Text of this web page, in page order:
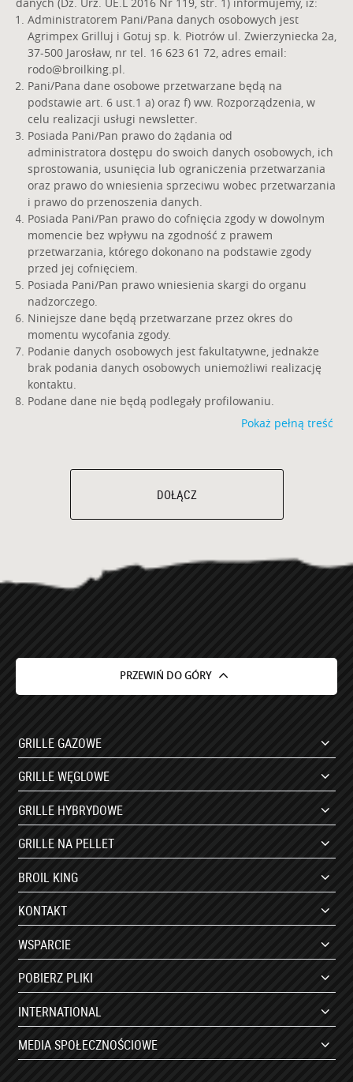
Administratorem Pani/Pana danych osobowych jest
Agrimpex Grilluj i Gotuj sp. k. Piotrów ul. Zwierzyniecka 2a,
37-500 Jarosław, nr tel. 16 623 61 72, adres email:
rodo@broilking.pl.
Pani/Pana dane osobowe przetwarzane będą na
podstawie art. 6 ust.1 a) oraz f) ww. Rozporządzenia, w
celu realizacji usługi newsletter.
Posiada Pani/Pan prawo do żądania od
administratora dostępu do swoich danych osobowych, ich
sprostowania, usunięcia lub ograniczenia przetwarzania
oraz prawo do wniesienia sprzeciwu wobec przetwarzania
i prawo do przenoszenia danych.
Posiada Pani/Pan prawo do cofnięcia zgody w dowolnym
momencie bez wpływu na zgodność z prawem
przetwarzania, którego dokonano na podstawie zgody
przed jej cofnięciem.
Posiada Pani/Pan prawo wniesienia skargi do organu
nadzorczego.
Niniejsze dane będą przetwarzane przez okres do
momentu wycofania zgody.
Podanie danych osobowych jest fakultatywne, jednakże
brak podania danych osobowych uniemożliwi realizację
kontaktu.
Podane dane nie będą podlegały profilowaniu.
Pokaż pełną treść
DOŁĄCZ
PRZEWIŃ DO GÓRY
GRILLE GAZOWE
GRILLE WĘGLOWE
GRILLE HYBRYDOWE
GRILLE NA PELLET
BROIL KING
KONTAKT
WSPARCIE
POBIERZ PLIKI
INTERNATIONAL
MEDIA SPOŁECZNOŚCIOWE